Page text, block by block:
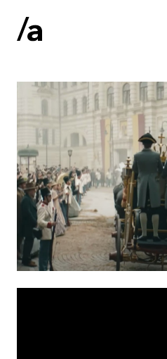
:
Sākums
Par mums
Kontakti
Portfolio